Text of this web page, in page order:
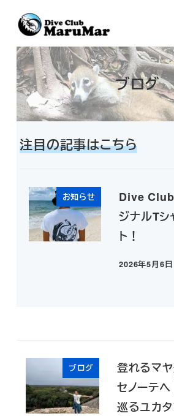
HOME 2026年
ブログ
注目の記事はこちら
お知らせ
Dive
ジナルTシ
ト！
投稿日
2026年5月6日
ブログ
登れるマ
セノーテ
巡るユカ